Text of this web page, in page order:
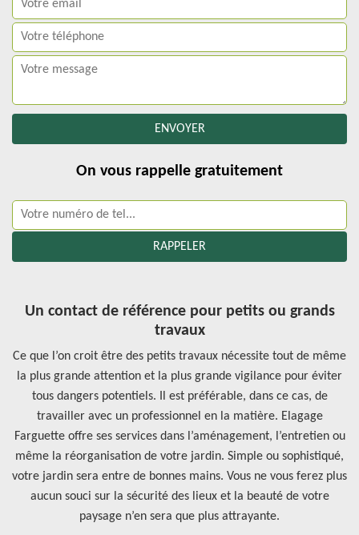
On vous rappelle gratuitement
Un contact de référence pour petits ou grands
travaux
Ce que l’on croit être des petits travaux nécessite tout de même
la plus grande attention et la plus grande vigilance pour éviter
tous dangers potentiels. Il est préférable, dans ce cas, de
travailler avec un professionnel en la matière. Elagage
Farguette offre ses services dans l’aménagement, l’entretien ou
même la réorganisation de votre jardin. Simple ou sophistiqué,
votre jardin sera entre de bonnes mains. Vous ne vous ferez plus
aucun souci sur la sécurité des lieux et la beauté de votre
paysage n’en sera que plus attrayante.